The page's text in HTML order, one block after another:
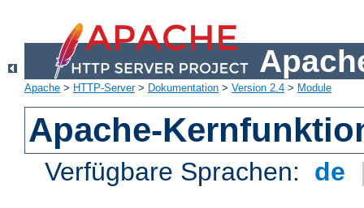
Apache > HTTP-Server> Dokumentation > Version 2.4 > Module
Apache-
Verfügbare Sprachen: de